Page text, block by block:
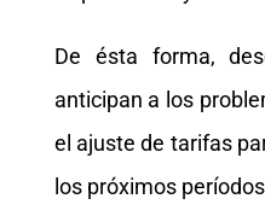
De ésta forma,
anticipan a los
el ajuste de tarifas
los próximos